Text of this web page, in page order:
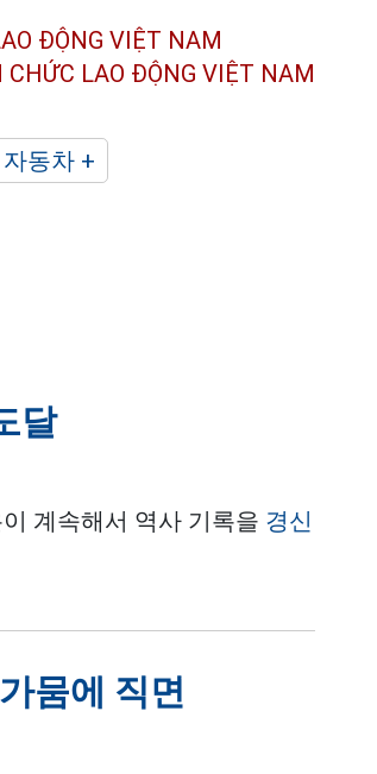
ĐỘNG VIỆT NAM
CHỨC LAO ĐỘNG VIỆT NAM
자동차 +
달
계속해서 역사 기록을 경신
뭄에 직면